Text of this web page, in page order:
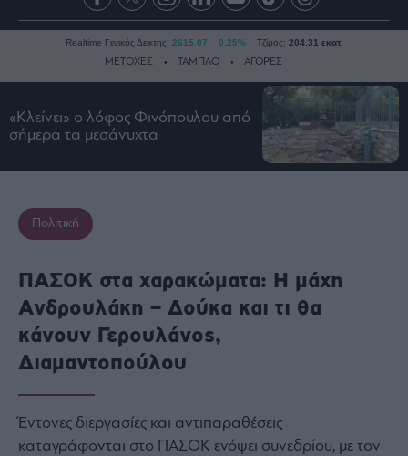
Ειδήσεις
Τράπεζες
Ναυτιλία
Estate
Ενέργεια
Πολιτική
Πολιτισμός
Law
Bloomberg
Realtime Γενικός Δείκτης: 2615.07 0.25% Τζίρος: 204.31 εκατ.
ΜΕΤΟΧΕΣ ΤΑΜΠΛΟ ΑΓΟΡΕΣ
«Κλείνει» ο λόφος Φινόπουλου από
σήμερα τα μεσάνυχτα
Πολιτική
ΠΑΣΟΚ στα χαρακώματα: Η μάχη
Ανδρουλάκη – Δούκα και τι θα
κάνουν Γερουλάνος,
Διαμαντοπούλου
Έντονες διεργασίες και αντιπαραθέσεις
καταγράφονται στο ΠΑΣΟΚ ενόψει συνεδρίου, με τον